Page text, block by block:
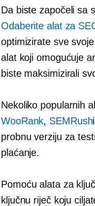
Da biste započeli sa
Odaberite alat za
optimizirate sve
alat koji omogućuje
biste maksimizirali
Nekoliko popularnih
WooRank, SEMRush
probnu verziju za
plaćanje.
Pomoću alata za
ključnu riječ koju